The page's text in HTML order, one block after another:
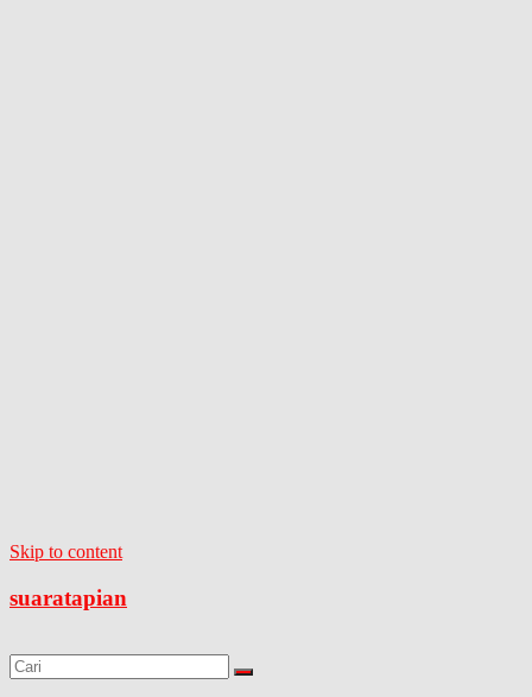
Skip to content
suaratapian